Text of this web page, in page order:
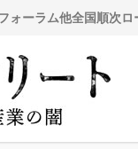
ォーラム他全国順次ロ